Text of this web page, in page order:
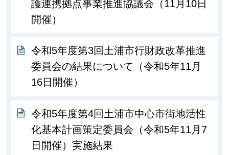
護連携拠点事業推進協議会（11月10日
開催）
令和5年度第3回土浦市行財政改革推進
委員会の結果について（令和5年11月
16日開催）
令和5年度第4回土浦市中心市街地活性
化基本計画策定委員会（令和5年11月7
日開催）実施結果